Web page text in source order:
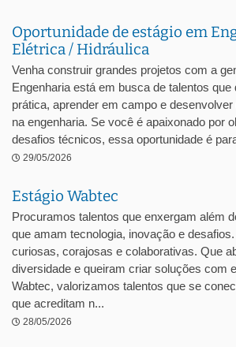
Oportunidade de estágio em
Elétrica / Hidráulica
Venha construir grandes projetos com a
Engenharia está em busca de talentos
prática, aprender em campo e
na engenharia. Se você é apaixonado por
desafios técnicos, essa oportunidade é
29/05/2026
Estágio Wabtec
Procuramos talentos que enxergam além
que amam tecnologia, inovação e
curiosas, corajosas e colaborativas. Que
diversidade e queiram criar soluções com
Wabtec, valorizamos talentos que se
que acreditam n...
28/05/2026